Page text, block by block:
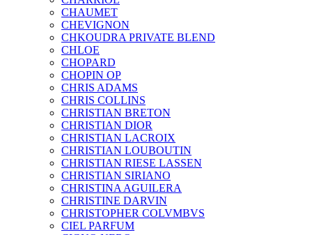
CHAUMET
CHEVIGNON
CHKOUDRA PRIVATE BLEND
CHLOE
CHOPARD
CHOPIN OP
CHRIS ADAMS
CHRIS COLLINS
CHRISTIAN BRETON
CHRISTIAN DIOR
CHRISTIAN LACROIX
CHRISTIAN LOUBOUTIN
CHRISTIAN RIESE LASSEN
CHRISTIAN SIRIANO
CHRISTINA AGUILERA
CHRISTINE DARVIN
CHRISTOPHER COLVMBVS
CIEL PARFUM